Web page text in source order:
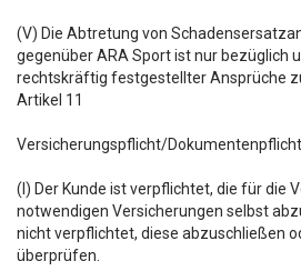
(V) Die Abtretung von
gegenüber ARA Sport ist nur bezüglich
rechtskräftig festgestellter Ansprüche
Artikel 11
Versicherungspflicht/Dokumentenpflicht
(I) Der Kunde ist verpflichtet, die für die
notwendigen Versicherungen selbst
nicht verpflichtet, diese abzuschließen
überprüfen.